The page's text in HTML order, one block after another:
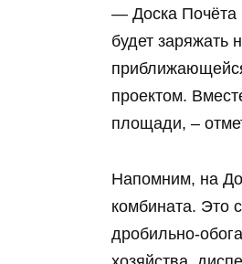
— Доска Почёта
будет заряжать
проектом.
площади, –
Напомним, на
комбината. Это
дробильно-